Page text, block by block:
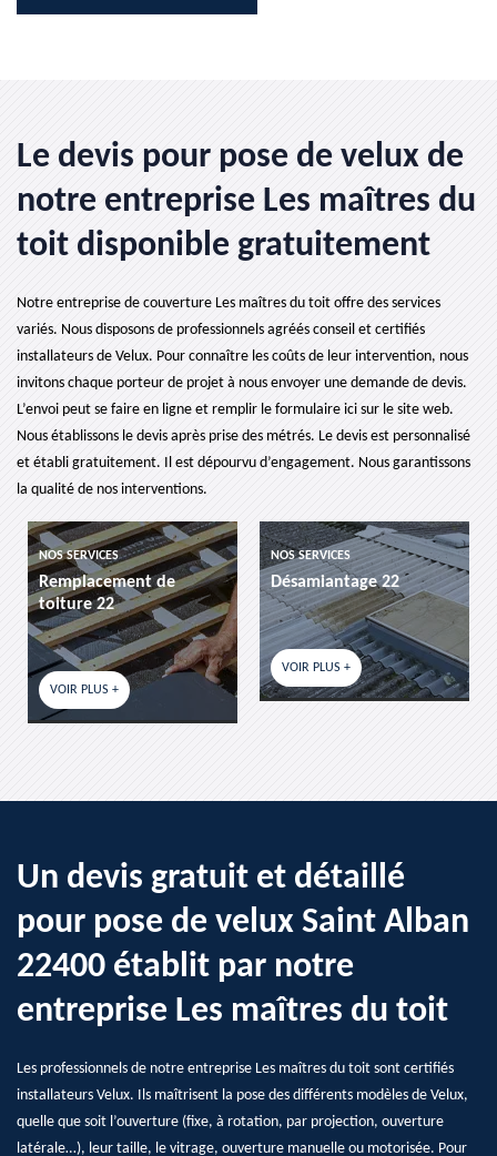
Le devis pour pose de velux de
notre entreprise Les maîtres du
toit disponible gratuitement
Notre entreprise de couverture Les maîtres du toit offre des services
variés. Nous disposons de professionnels agréés conseil et certifiés
installateurs de Velux. Pour connaître les coûts de leur intervention, nous
invitons chaque porteur de projet à nous envoyer une demande de devis.
L’envoi peut se faire en ligne et remplir le formulaire ici sur le site web.
Nous établissons le devis après prise des métrés. Le devis est personnalisé
et établi gratuitement. Il est dépourvu d’engagement. Nous garantissons
la qualité de nos interventions.
NOS SERVICES
Remplacement de
toiture 22
VOIR PLUS +
NOS SERVICES
Désamiantage 22
VOIR PLUS +
Un devis gratuit et détaillé
pour pose de velux Saint Alban
22400 établit par notre
entreprise Les maîtres du toit
Les professionnels de notre entreprise Les maîtres du toit sont certifiés
installateurs Velux. Ils maîtrisent la pose des différents modèles de Velux,
quelle que soit l’ouverture (fixe, à rotation, par projection, ouverture
latérale…), leur taille, le vitrage, ouverture manuelle ou motorisée. Pour